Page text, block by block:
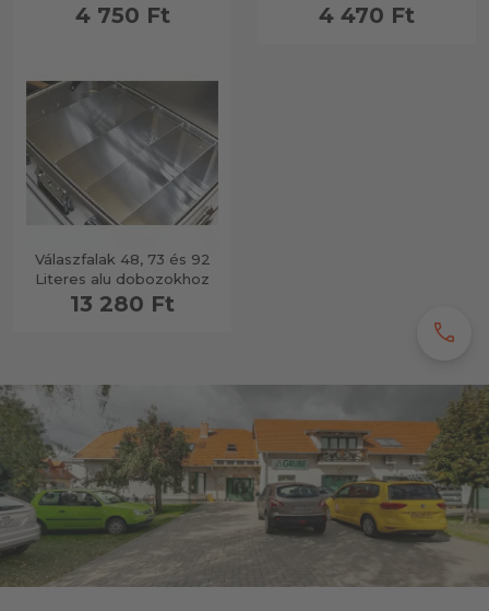
4 750 Ft 4 470 Ft
Válaszfalak 48, 73 és 92
Literes alu dobozokhoz
13 280 Ft
call